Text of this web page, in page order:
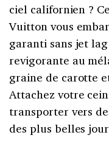
ciel californien ?
Vuitton vous
garanti sans jet
revigorante au
graine de carotte
Attachez votre
transporter vers
des plus belles